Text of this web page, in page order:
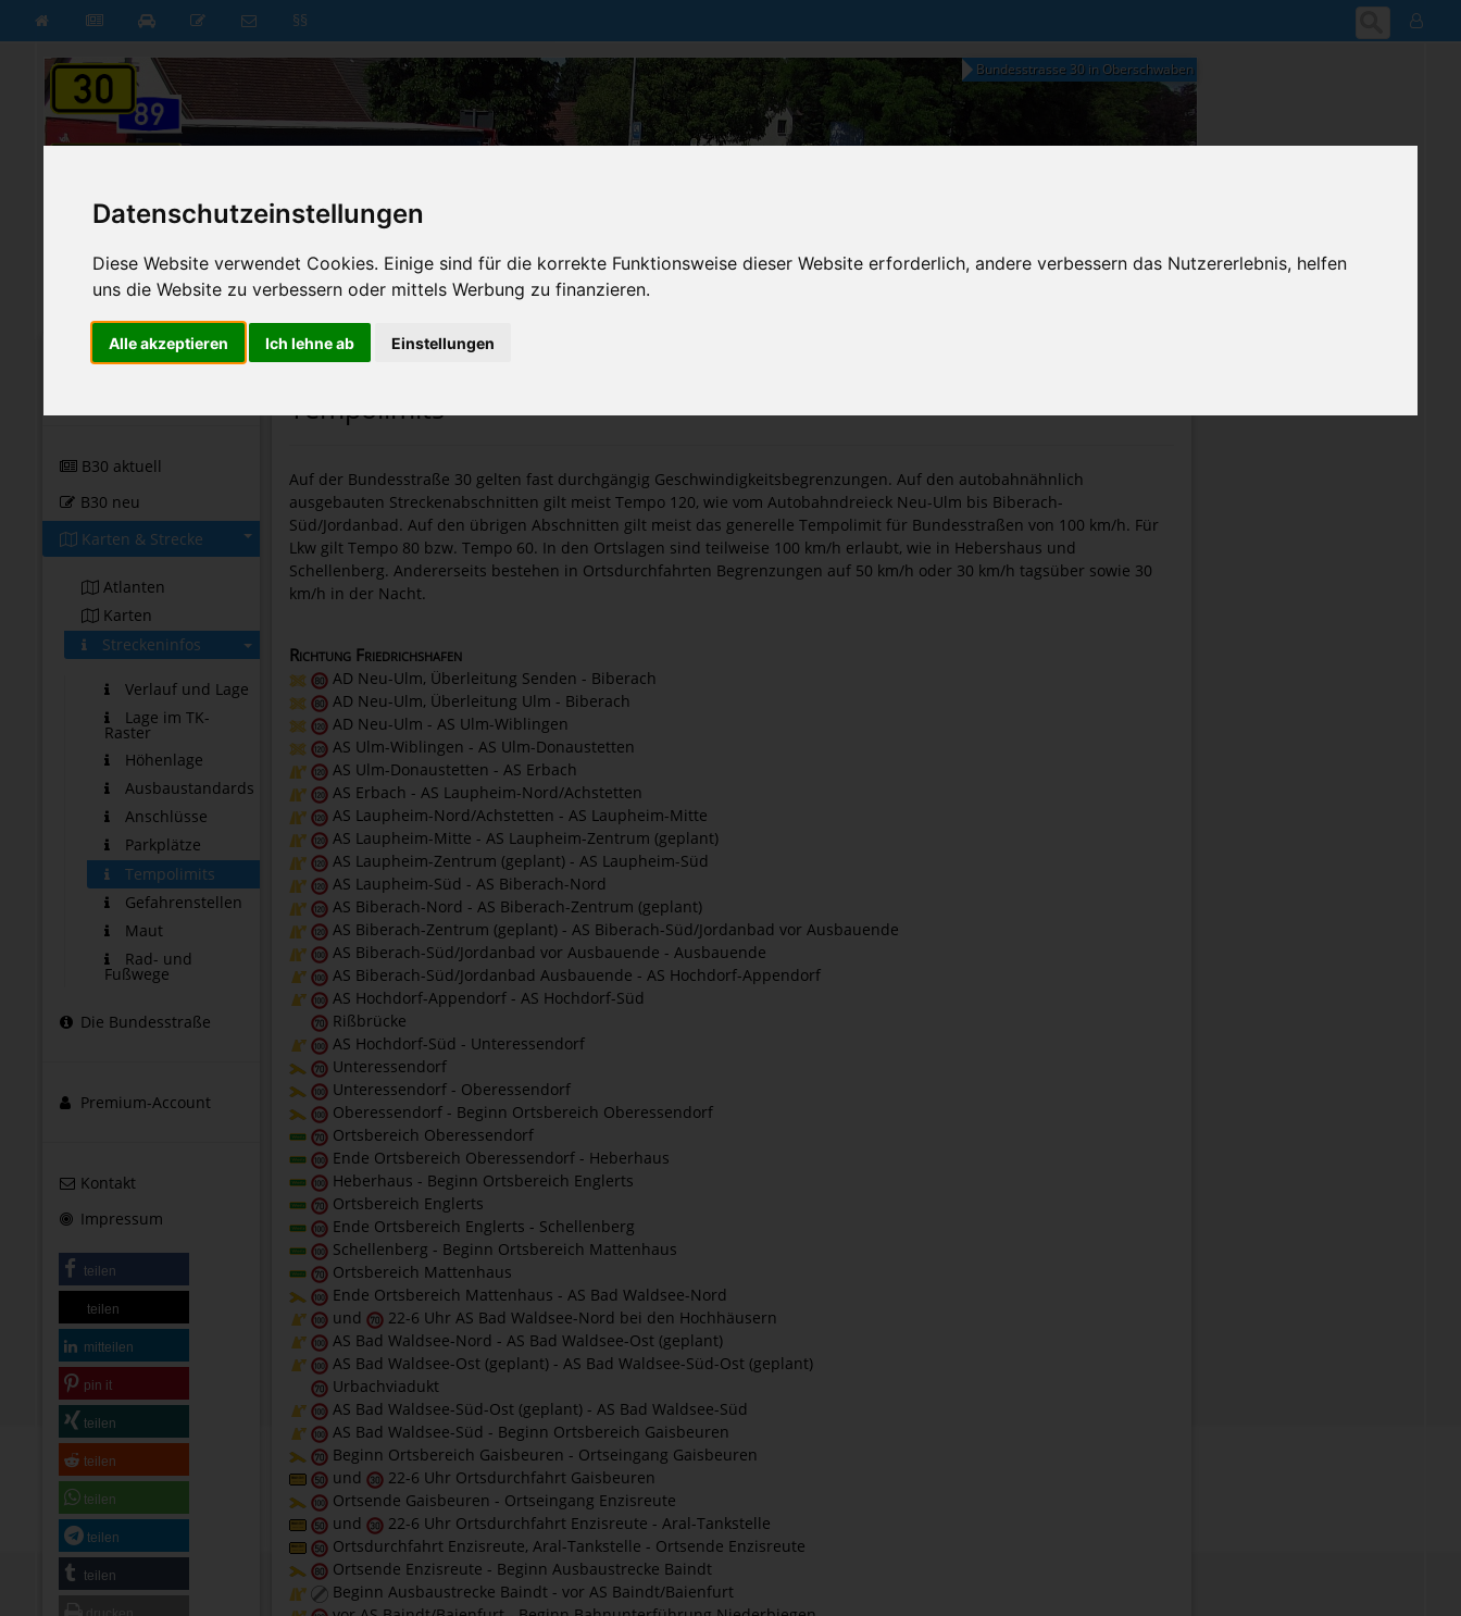
Datenschutzeinstellungen
Diese Website verwendet Cookies. Einige sind für die korrekte Funktionsweise dieser Website erforderlich, andere verbessern das Nutzererlebnis, helfen
uns die Website zu verbessern oder mittels Werbung zu finanzieren.
Alle akzeptieren Ich lehne ab Einstellungen
§§
Bundesstrasse 30 in Oberschwaben
B30 aktuell B30 neu Karten & Strecke
Startseite
B30 aktuell
B30 neu
Karten & Strecke
Atlanten
Karten
Streckeninfos
Verlauf und Lage
Lage im TK-
Raster
Höhenlage
Ausbaustandards
Anschlüsse
Parkplätze
Tempolimits
Gefahrenstellen
Maut
Rad- und
Fußwege
Die Bundesstraße
Premium-Account
Kontakt
Impressum
teilen
teilen
mitteilen
pin it
teilen
teilen
teilen
teilen
teilen
Startseite» Karten & Strecke»Streckeninfos
Tempolimits
Auf der Bundesstraße 30 gelten fast durchgängig Geschwindigkeitsbegrenzungen. Auf den autobahnähnlich
ausgebauten Streckenabschnitten gilt meist Tempo 120, wie vom Autobahndreieck Neu-Ulm bis Biberach-
Süd/Jordanbad. Auf den übrigen Abschnitten gilt meist das generelle Tempolimit für Bundesstraßen von 100 km/h. Für
Lkw gilt Tempo 80 bzw. Tempo 60. In den Ortslagen sind teilweise 100 km/h erlaubt, wie in Hebershaus und
Schellenberg. Andererseits bestehen in Ortsdurchfahrten Begrenzungen auf 50 km/h oder 30 km/h tagsüber sowie 30
km/h in der Nacht.
Richtung Friedrichshafen
AD Neu-Ulm, Überleitung Senden - Biberach
AD Neu-Ulm, Überleitung Ulm - Biberach
AD Neu-Ulm - AS Ulm-Wiblingen
AS Ulm-Wiblingen - AS Ulm-Donaustetten
AS Ulm-Donaustetten - AS Erbach
AS Erbach - AS Laupheim-Nord/Achstetten
AS Laupheim-Nord/Achstetten - AS Laupheim-Mitte
AS Laupheim-Mitte - AS Laupheim-Zentrum (geplant)
AS Laupheim-Zentrum (geplant) - AS Laupheim-Süd
AS Laupheim-Süd - AS Biberach-Nord
AS Biberach-Nord - AS Biberach-Zentrum (geplant)
AS Biberach-Zentrum (geplant) - AS Biberach-Süd/Jordanbad vor Ausbauende
AS Biberach-Süd/Jordanbad vor Ausbauende - Ausbauende
AS Biberach-Süd/Jordanbad Ausbauende - AS Hochdorf-Appendorf
AS Hochdorf-Appendorf - AS Hochdorf-Süd
Rißbrücke
AS Hochdorf-Süd - Unteressendorf
Unteressendorf
Unteressendorf - Oberessendorf
Oberessendorf - Beginn Ortsbereich Oberessendorf
Ortsbereich Oberessendorf
Ende Ortsbereich Oberessendorf - Heberhaus
Heberhaus - Beginn Ortsbereich Englerts
Ortsbereich Englerts
Ende Ortsbereich Englerts - Schellenberg
Schellenberg - Beginn Ortsbereich Mattenhaus
Ortsbereich Mattenhaus
Ende Ortsbereich Mattenhaus - AS Bad Waldsee-Nord
und
22-6 Uhr AS Bad Waldsee-Nord bei den Hochhäusern
AS Bad Waldsee-Nord - AS Bad Waldsee-Ost (geplant)
AS Bad Waldsee-Ost (geplant) - AS Bad Waldsee-Süd-Ost (geplant)
Urbachviadukt
AS Bad Waldsee-Süd-Ost (geplant) - AS Bad Waldsee-Süd
AS Bad Waldsee-Süd - Beginn Ortsbereich Gaisbeuren
Beginn Ortsbereich Gaisbeuren - Ortseingang Gaisbeuren
und
22-6 Uhr Ortsdurchfahrt Gaisbeuren
Ortsende Gaisbeuren - Ortseingang Enzisreute
und
22-6 Uhr Ortsdurchfahrt Enzisreute - Aral-Tankstelle
Ortsdurchfahrt Enzisreute, Aral-Tankstelle - Ortsende Enzisreute
Ortsende Enzisreute - Beginn Ausbaustrecke Baindt
Beginn Ausbaustrecke Baindt - vor AS Baindt/Baienfurt